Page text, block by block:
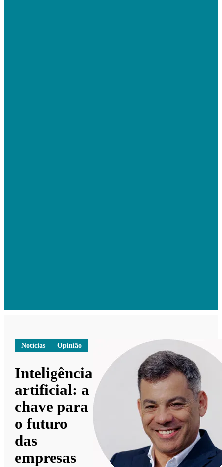
Notícias Opinião
Inteligência
artificial: a
chave para
o futuro
das
empresas